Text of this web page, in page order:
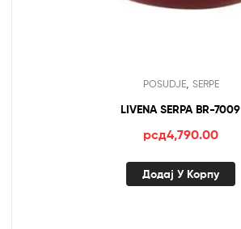
POSUDJE, SERPE
LIVENA SERPA BR-7009
рсд4,790.00
Додај У Корпу